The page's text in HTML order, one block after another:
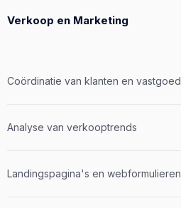
Verkoop en Marketing
Coördinatie van klanten en vastgoed
Analyse van verkooptrends
Landingspagina's en webformulieren